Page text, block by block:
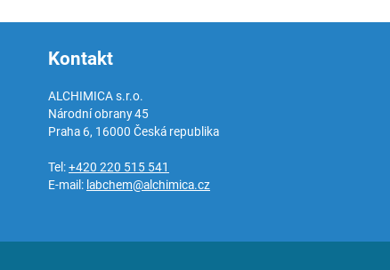
Kontakt
ALCHIMICA s.r.o.
Národní obrany 45
Praha 6, 16000 Česká republika
Tel:+420 220 515 541
E-mail: labchem@alchimica.cz